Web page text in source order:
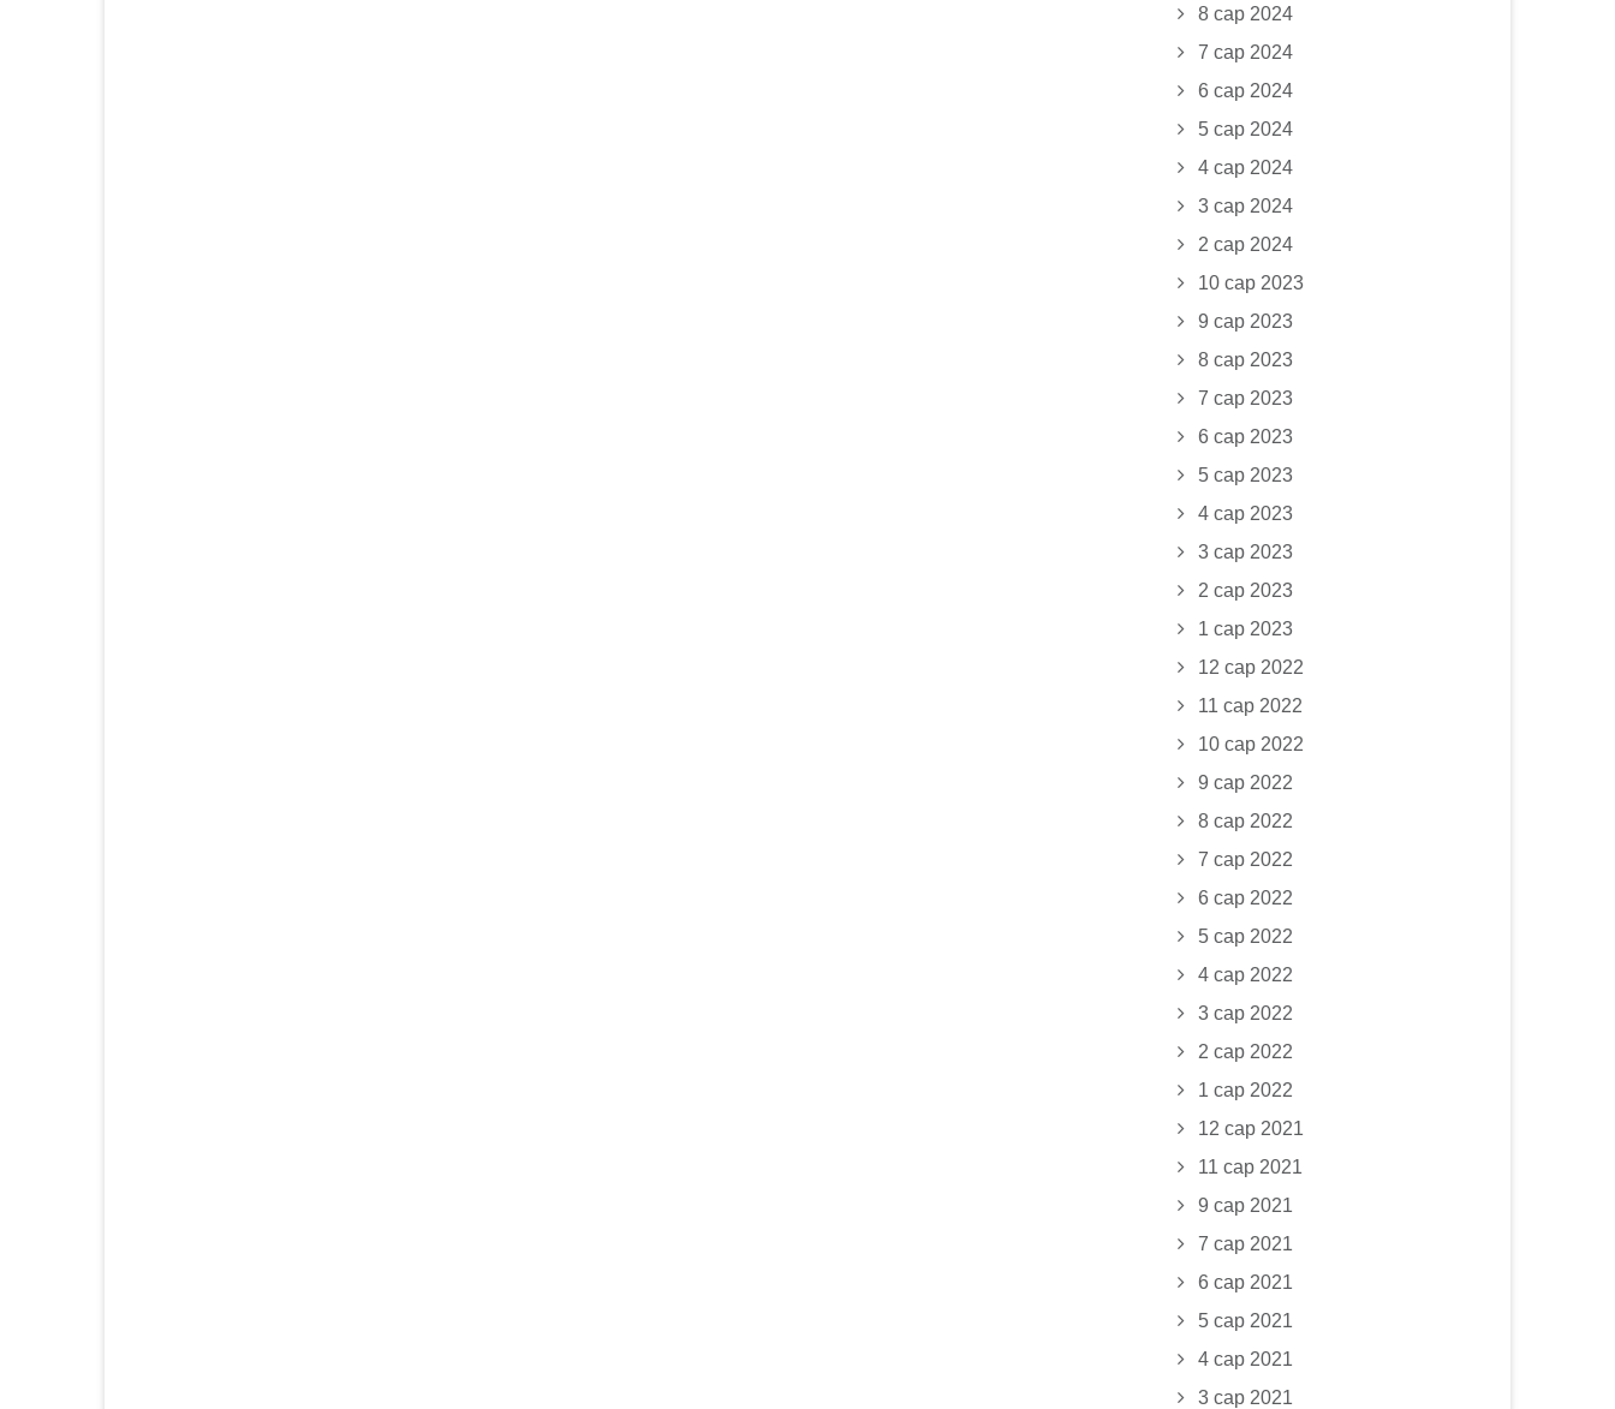
8 сар 2024
7 сар 2024
6 сар 2024
5 сар 2024
4 сар 2024
3 сар 2024
2 сар 2024
10 сар 2023
9 сар 2023
8 сар 2023
7 сар 2023
6 сар 2023
5 сар 2023
4 сар 2023
3 сар 2023
2 сар 2023
1 сар 2023
12 сар 2022
11 сар 2022
10 сар 2022
9 сар 2022
8 сар 2022
7 сар 2022
6 сар 2022
5 сар 2022
4 сар 2022
3 сар 2022
2 сар 2022
1 сар 2022
12 сар 2021
11 сар 2021
9 сар 2021
7 сар 2021
6 сар 2021
5 сар 2021
4 сар 2021
3 сар 2021